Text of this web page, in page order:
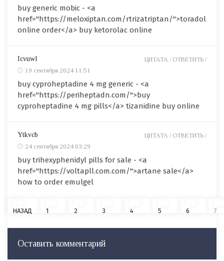
buy generic mobic - <a
href="https://meloxiptan.com/rtrizatriptan/">toradol
online order</a> buy ketorolac online
Icvuwl
19 сентября 2024 11:51
buy cyproheptadine 4 mg generic - <a
href="https://periheptadn.com/">buy
cyproheptadine 4 mg pills</a> tizanidine buy online
ЦИТАТА / ОТВЕТИТЬ /
Ytkvcb
24 сентября 2024 03:29
buy trihexyphenidyl pills for sale - <a
href="https://voltapll.com.com/">artane sale</a>
how to order emulgel
ЦИТАТА / ОТВЕТИТЬ /
НАЗАД 1 2 3 4 5 6 7
Оставить комментарий